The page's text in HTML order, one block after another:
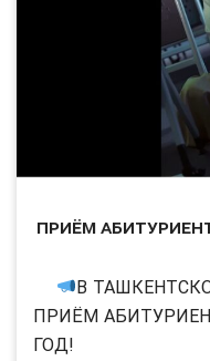
ПРИЁМ
В
ПРИЁМ
ГОД!